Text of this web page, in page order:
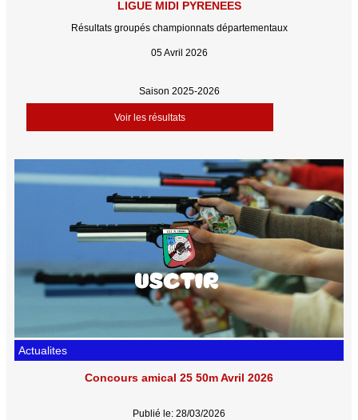
LIGUE MIDI PYRENEES
Résultats groupés championnats départementaux
05 Avril 2026
Saison 2025-2026
Voir les résultats
Actualites
Concours amical 25 50m Avril 2026
Publié le: 28/03/2026